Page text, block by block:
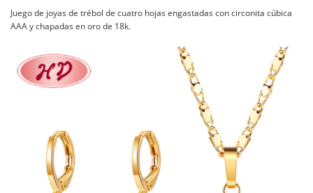
Juego de joyas de trébol de cuatro hojas engastadas con circonita cúbica
AAA y chapadas en oro de 18k.